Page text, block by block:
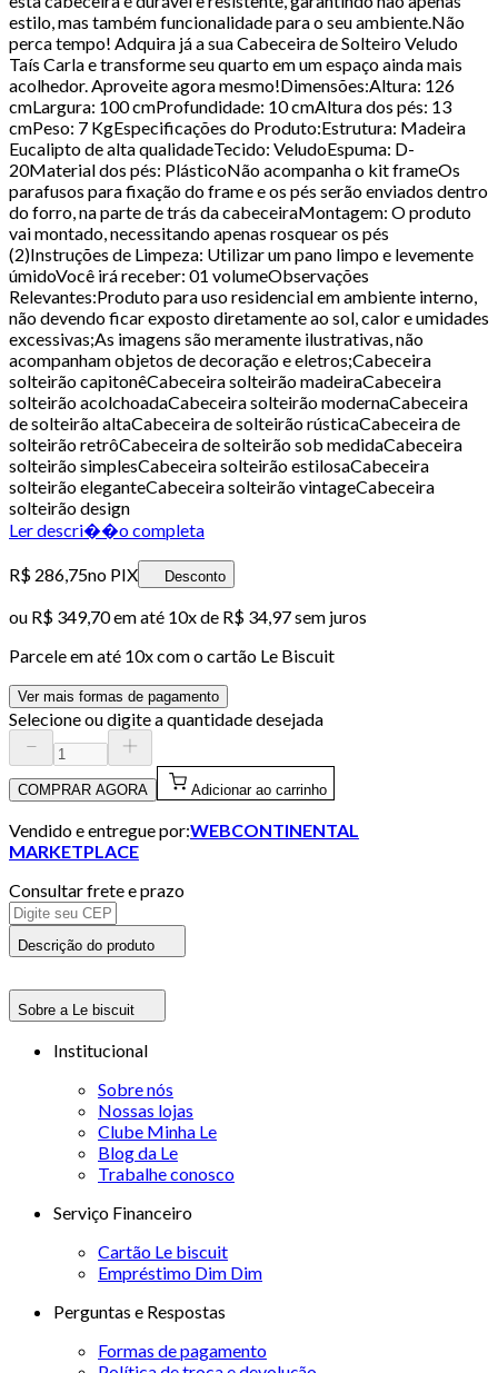
estilo, mas também funcionalidade para o seu ambiente.Não
perca tempo! Adquira já a sua Cabeceira de Solteiro Veludo
Taís Carla e transforme seu quarto em um espaço ainda mais
acolhedor. Aproveite agora mesmo!Dimensões:Altura: 126
cmLargura: 100 cmProfundidade: 10 cmAltura dos pés: 13
cmPeso: 7 KgEspecificações do Produto:Estrutura: Madeira
Eucalipto de alta qualidadeTecido: VeludoEspuma: D-
20Material dos pés: PlásticoNão acompanha o kit frameOs
parafusos para fixação do frame e os pés serão enviados dentro
do forro, na parte de trás da cabeceiraMontagem: O produto
vai montado, necessitando apenas rosquear os pés
(2)Instruções de Limpeza: Utilizar um pano limpo e levemente
úmidoVocê irá receber: 01 volumeObservações
Relevantes:Produto para uso residencial em ambiente interno,
não devendo ficar exposto diretamente ao sol, calor e umidades
excessivas;As imagens são meramente ilustrativas, não
acompanham objetos de decoração e eletros;Cabeceira
solteirão capitonêCabeceira solteirão madeiraCabeceira
solteirão acolchoadaCabeceira solteirão modernaCabeceira
de solteirão altaCabeceira de solteirão rústicaCabeceira de
solteirão retrôCabeceira de solteirão sob medidaCabeceira
solteirão simplesCabeceira solteirão estilosaCabeceira
solteirão eleganteCabeceira solteirão vintageCabeceira
solteirão design
Ler descri��o completa
R$ 286,75no PIX Desconto
ou R$ 349,70em até 10x de R$ 34,97 sem juros
Parcele em até 10x com o cartão Le Biscuit
Ver mais formas de pagamento
Selecione ou digite a quantidade desejada
COMPRAR AGORA Adicionar ao carrinho
Vendido e entregue por:WEBCONTINENTAL
MARKETPLACE
Consultar frete e prazo
Descrição do produto
Sobre a Le biscuit
Institucional
Sobre nós
Nossas lojas
Clube Minha Le
Blog da Le
Trabalhe conosco
Serviço Financeiro
Cartão Le biscuit
Empréstimo Dim Dim
Perguntas e Respostas
Formas de pagamento